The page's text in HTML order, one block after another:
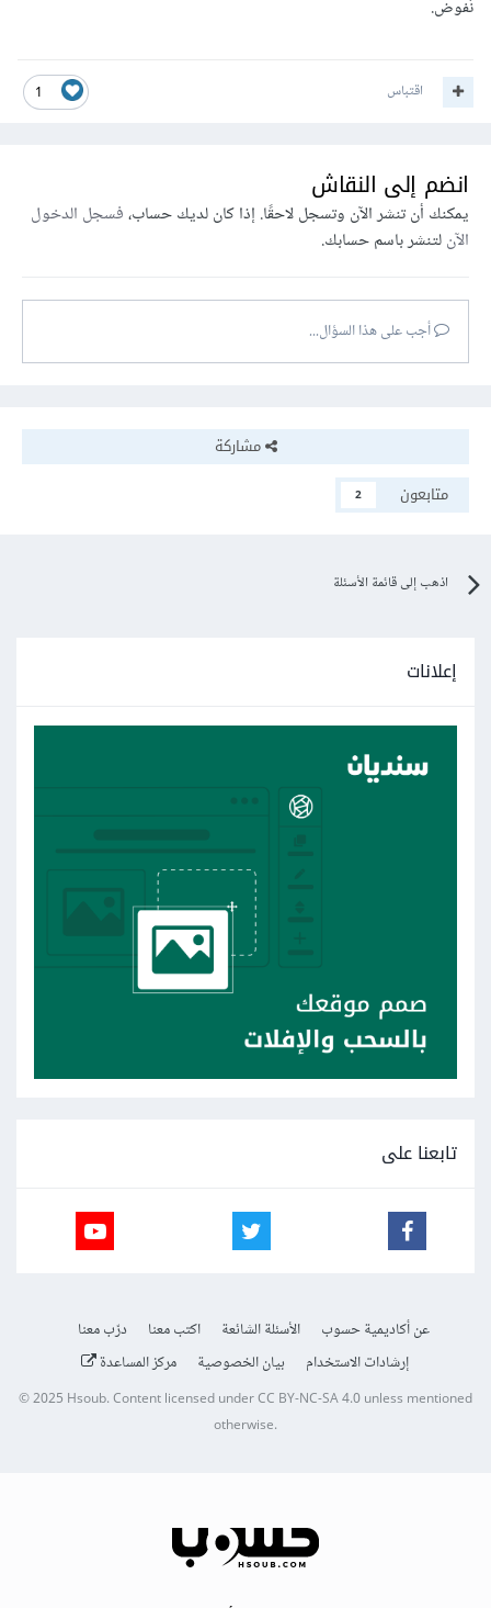
نُفوض.
1 اقتباس
انضم إلى النقاش
يمكنك أن تنشر الآن وتسجل لاحقًا. إذا كان لديك حساب،فسجل الدخول
الآنلتنشر باسم حسابك.
أجب على هذا السؤال...
مشاركة
متابعون
2
اذهب إلى قائمة الأسئلة
إعلانات
تابعنا على
عن أكاديمية حسوب الأسئلة الشائعة اكتب معنا
درّب معنا
إرشادات الاستخدام
بيان الخصوصية مركز المساعدة
© 2025Hsoub.Content licensed underCC BY-NC-SA 4.0unless mentioned
otherwise.